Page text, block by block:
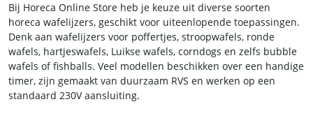
Bij Horeca Online Store heb je keuze uit diverse soorten
horeca wafelijzers, geschikt voor uiteenlopende toepassingen.
Denk aan wafelijzers voor poffertjes, stroopwafels, ronde
wafels, hartjeswafels, Luikse wafels, corndogs en zelfs bubble
wafels of fishballs. Veel modellen beschikken over een handige
timer, zijn gemaakt van duurzaam RVS en werken op een
standaard 230V aansluiting.